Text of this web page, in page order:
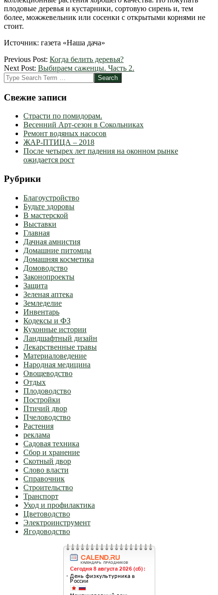
плодовые деревья и кустарники, сортовую сирень и, тем
более, можжевельник или сосенки с открытыми корнями не
стоит.
Источник: газета «Наша дача»
2012-
03-
28
Previous Post: Когда белить деревья?
Next Post: Выбираем саженцы. Часть 2.
Search
Свежие записи
Страсти по помидорам.
Весенний Арт-сезон в Сокольниках
Ремонт водяных насосов
ЖАР-ПТИЦА – 2018
После четырех лет падения на оконном рынке
ожидается рост
Рубрики
Благоустройство
Будьте здоровы
В мастерской
Выставки
Главная
Дачная амнистия
Домашние питомцы
Домашняя косметика
Домоводство
Законопроекты
Защита
Зеленая аптека
Земледелие
Инвентарь
Кодексы и ФЗ
Кухонные истории
Ландшафтный дизайн
Лекарственные травы
Материаловедение
Народная медицина
Овощеводство
Отдых
Плодоводство
Постройки
Птичий двор
Пчеловодство
Растения
реклама
Садовая техника
Сбор и хранение
Скотный двор
Слово власти
Справочник
Строительство
Транспорт
Уход и профилактика
Цветоводство
Электроинструмент
Ягодоводство